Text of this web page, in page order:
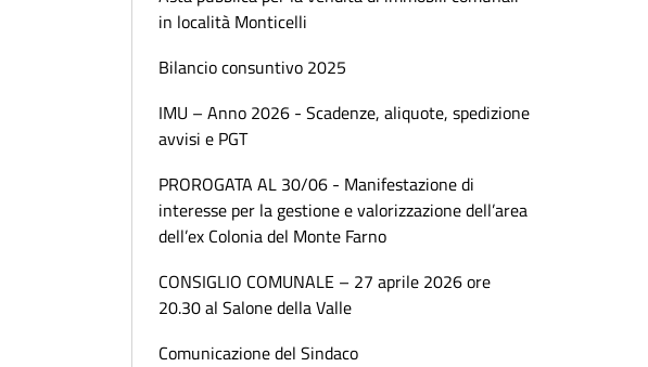
in località Monticelli
Bilancio consuntivo 2025
IMU – Anno 2026 - Scadenze, aliquote, spedizione
avvisi e PGT
PROROGATA AL 30/06 - Manifestazione di
interesse per la gestione e valorizzazione dell’area
dell’ex Colonia del Monte Farno
CONSIGLIO COMUNALE – 27 aprile 2026 ore
20.30 al Salone della Valle
Comunicazione del Sindaco